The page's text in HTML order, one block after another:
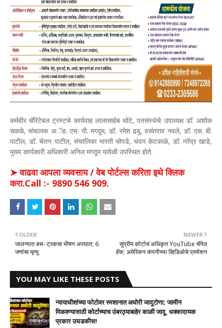
कर्मवीर चॅरिटेबल ट्रस्टचे कार्यवाह लालासाहेब थोटे, पतसंस्थेचे उपाध्यक्ष डॉ. अशोक
सकळे, संचालक अॅड. एस. पी. मगदूम, डॉ. रमेश ढबू, वसंतराव नवले, डॉ. एस. बी.
पाटील, डॉ. चेतन पाटील, संचालिका भारती चोपडे, चंदन केटकाळे, डॉ. नरेंद्र खाडे,
मुख्य कार्यकारी अधिकारी अनिल मगदूम यावेळी उपस्थित होते.
➤ वाढवा आपला व्यवसाय / वेब पोर्टल्स करिता इथे क्लिक
करा.Call :- 9890 546 909.
NEWER
सुप्रीम कोर्टाचं अधिकृत YouTube चॅनेल
हॅक; अमेरिकन कंपनीच्या व्हिडिओचे प्रमोशन
OLDER
जालन्यात बस- ट्रकचा भीषण अपघात; 6
जणांचा मृत्यू
YOU MAY LIKE THESE POSTS
न्यायाधीशांच्या फोटोवर स्मशानात अघोरी जादूटोणा; जामीन
मिळवण्यासाठी कोर्टाच्याच उंबरठ्याबाहेर काळी जादू, धक्कादायक
प्रकार उघडकीस!